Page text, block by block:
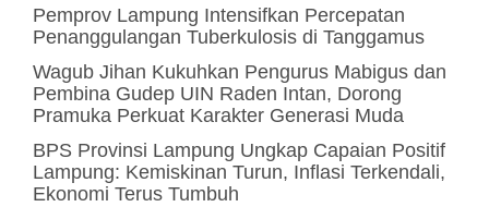
Pemprov Lampung Intensifkan Percepatan
Penanggulangan Tuberkulosis di Tanggamus
Wagub Jihan Kukuhkan Pengurus Mabigus dan
Pembina Gudep UIN Raden Intan, Dorong
Pramuka Perkuat Karakter Generasi Muda
BPS Provinsi Lampung Ungkap Capaian Positif
Lampung: Kemiskinan Turun, Inflasi Terkendali,
Ekonomi Terus Tumbuh